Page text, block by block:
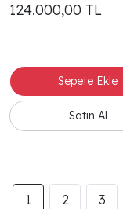
124.000,00 TL
1 2 3